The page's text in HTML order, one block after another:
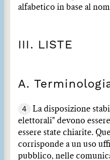
alfabetico in base al
III. LISTE
A.
4
La disposizione
elettorali" devono
essere state chiarite.
corrisponde a un uso
pubblico, nelle